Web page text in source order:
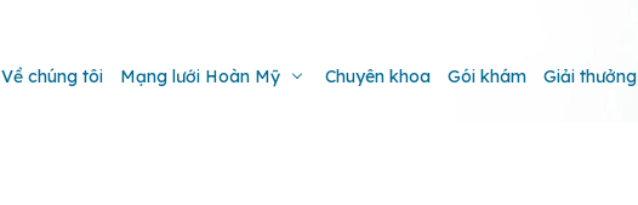
Về chúng tôi Mạng lưới Hoàn Mỹ Chuyên khoa Gói khám Giải thưởng